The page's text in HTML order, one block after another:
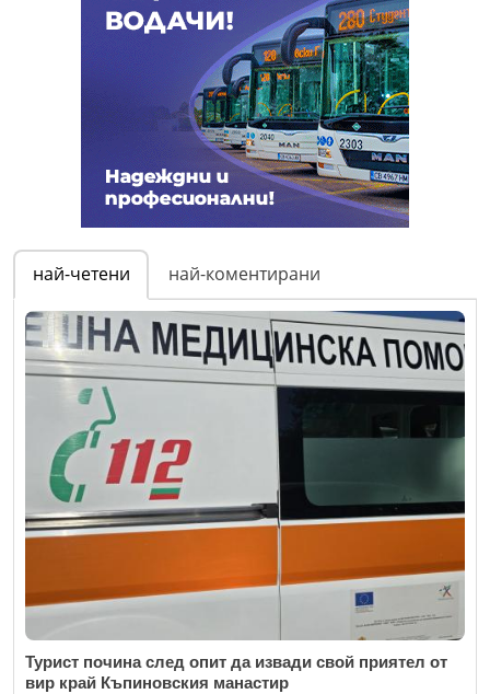
най-четени най-коментирани
Турист почина след опит да извади свой приятел от
вир край Къпиновския манастир